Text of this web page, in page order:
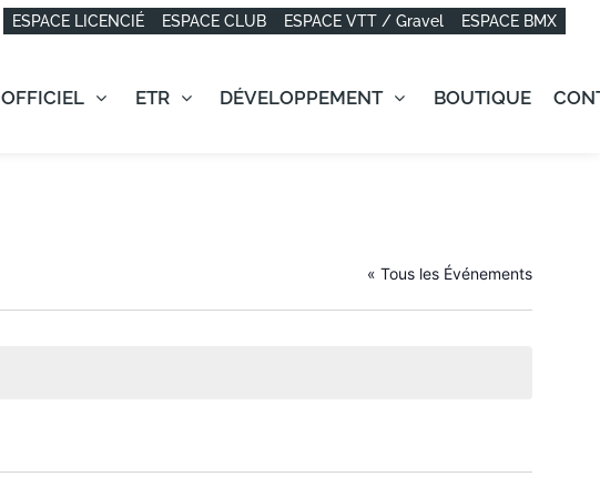
ESPACE LICENCIÉ ESPACE CLUB ESPACE VTT / Gravel ESPACE BMX
OFFICIEL ETR DÉVELOPPEMENT BOUTIQUE
« Tous les Événements